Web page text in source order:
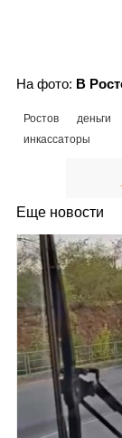
На фото: В
Ростов деньги
инкассаторы
Еще новости